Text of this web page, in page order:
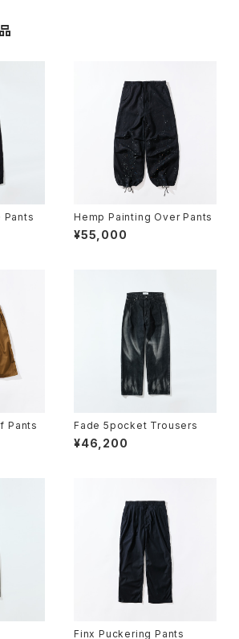
Pants Hemp Painting Over Pants
¥55,000
Pants Fade 5pocket Trousers
¥46,200
Finx Puckering Pants